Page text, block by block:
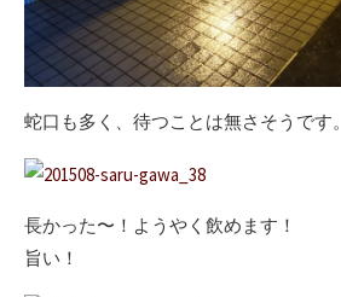
蛇口も多く、待つことは無さそうです。
長かった〜！ようやく飲めます！
旨い！